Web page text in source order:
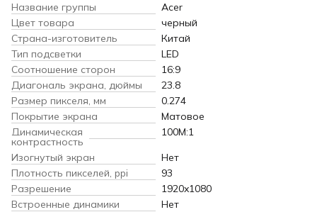
Название группы
Acer
Цвет товара
черный
Страна-изготовитель
Китай
Тип подсветки
LED
Соотношение сторон
16:9
Диагональ экрана, дюймы
23.8
Размер пикселя, мм
0.274
Покрытие экрана
Матовое
Динамическая
контрастность
100M:1
Изогнутый экран
Нет
Плотность пикселей, ppi
93
Разрешение
1920x1080
Встроенные динамики
Нет